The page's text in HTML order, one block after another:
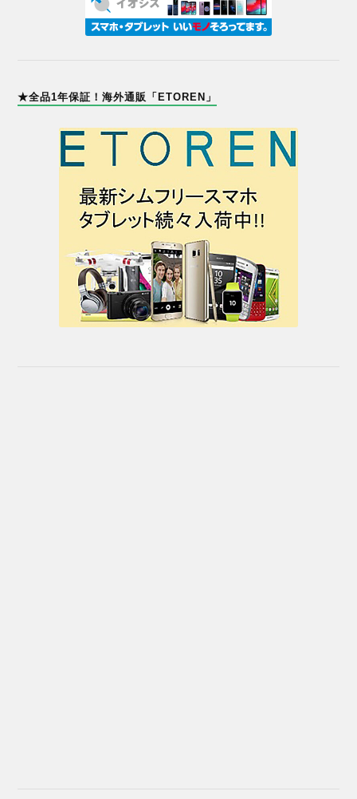
★全品1年保証！海外通販「ETOREN」